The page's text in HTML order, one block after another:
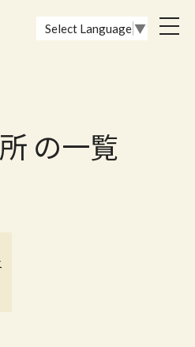
Select Language ▼
の一覧